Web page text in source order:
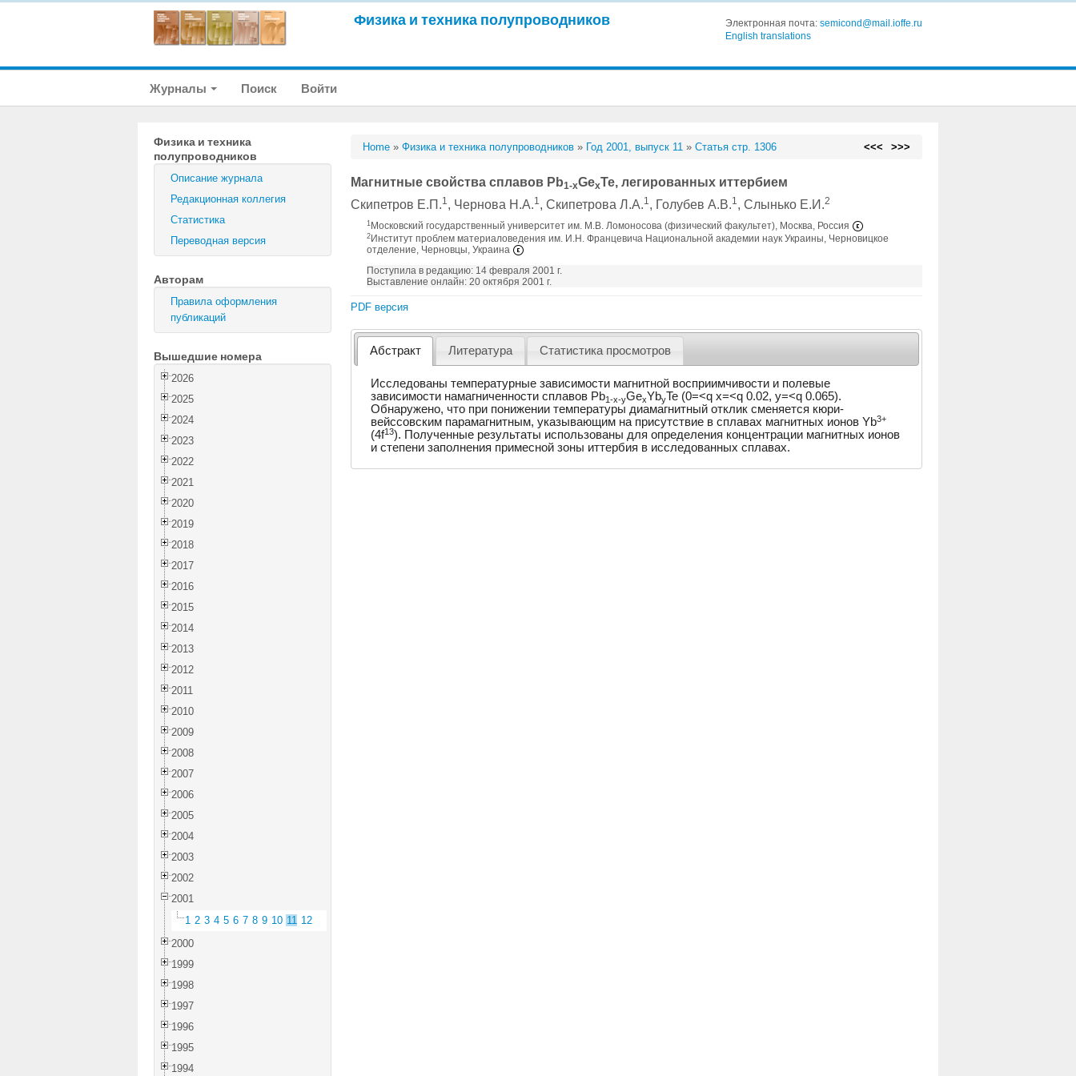
Физика и техника полупроводников Электронная почта: semicond@mail.ioffe.ru
English translations
Журналы Поиск Войти
Физика и техника
полупроводников
Описание журнала
Редакционная коллегия
Статистика
Переводная версия
Авторам
Правила оформления
публикаций
Вышедшие номера
2026
2025
2024
2023
2022
2021
2020
2019
2018
2017
2016
2015
2014
2013
2012
2011
2010
2009
2008
2007
2006
2005
2004
2003
2002
2001
1 2 3 4 5 6 7 8 9 10 11 12
2000
1999
1998
1997
1996
1995
1994
Home »Физика и техника полупроводников » Год 2001, выпуск 11 »Статья стр. 1306 <<< >>>
Магнитные свойства сплавов Pb1-xGexTe, легированных иттербием
Скипетров Е.П.1, Чернова Н.А.1, Скипетрова Л.А.1, Голубев А.В.1, Слынько Е.И.2
1 Московский государственный университет им. М.В. Ломоносова (физический факультет), Москва, Россия
2 Институт проблем материаловедения им. И.Н. Францевича Национальной академии наук Украины, Черновицкое
отделение, Черновцы, Украина
Поступила в редакцию: 14 февраля 2001 г.
Выставление онлайн: 20 октября 2001 г.
PDF версия
Абстракт Литература Статистика просмотров
Исследованы температурные зависимости магнитной восприимчивости и полевые
зависимости намагниченности сплавов Pb1-x-yGexYbyTe (0=<q x=<q 0.02, y=<q 0.065).
Обнаружено, что при понижении температуры диамагнитный отклик сменяется кюри-
вейссовским парамагнитным, указывающим на присутствие в сплавах магнитных ионов Yb3+
(4f13). Полученные результаты использованы для определения концентрации магнитных ионов
и степени заполнения примесной зоны иттербия в исследованных сплавах.